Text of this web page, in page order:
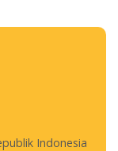
Indonesia